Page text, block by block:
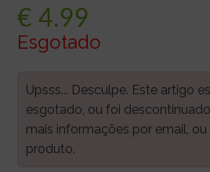
€ 4.99
Esgotado
Upsss... Desculpe. Este artigo
esgotado, ou foi
mais informações por email,
produto.